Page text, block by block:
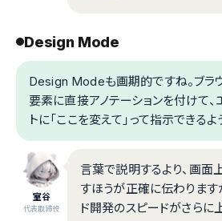
Design Mode
Design Modeも画期的ですね。ブラ
要素に直接アノテーションを付けて、
トに「ここを変えて」って指示できるよ
室谷
代表取締役
言葉で説明するより、画面
すほうが正確に伝わります
ド開発のスピードがさらに